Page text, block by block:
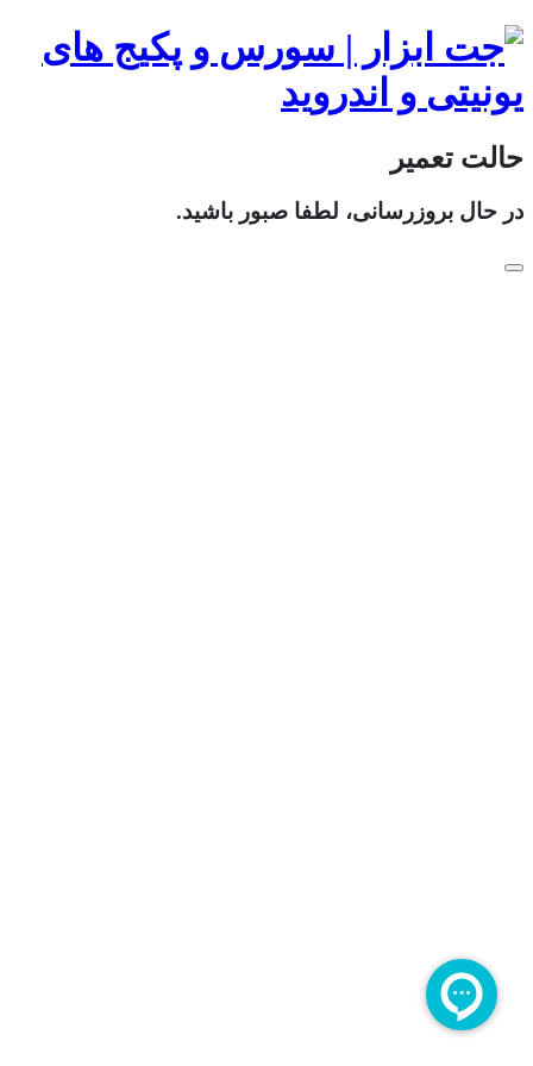
حالت تعمیر
در حال بروزرسانی، لطفا صبور باشید.